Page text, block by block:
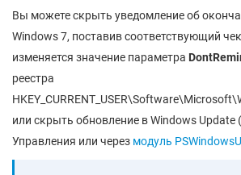
Вы можете скрыть уведомление об
Windows 7, поставив соответствующий
изменяется значение параметра
реестра
или скрыть обновление в Windows Update
Управления или через модуль